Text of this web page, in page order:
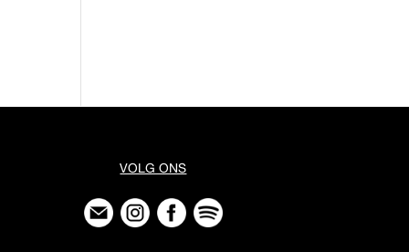
VOLG ONS